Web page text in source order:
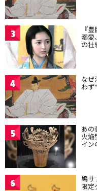
3 『
溺愛
の壮
4 なぜ
わず
5 あの
火焔
イン
6 鳩サ
限定